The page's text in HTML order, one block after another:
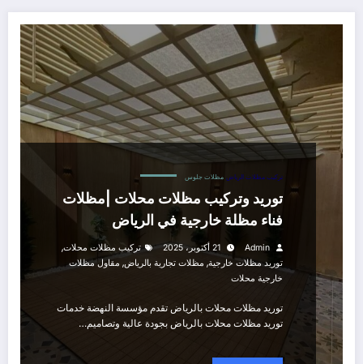
تركيب مظلات الرياض مظلات جلوس
توريد وتركيب مظلات محلات |مظلات
فناء مظلة خارجية في الرياض
Admin 21 أكتوبر، 2025 تركيب مظلات محلات,
توريد مظلات خارجية, مظلات تجارية بالرياض, مقاول مظلات
خارجية محلات
توريد مظلات محلات بالرياض تقدم مؤسسة النهضة خدمات
توريد مظلات محلات بالرياض بجودة عالية وتصاميم…